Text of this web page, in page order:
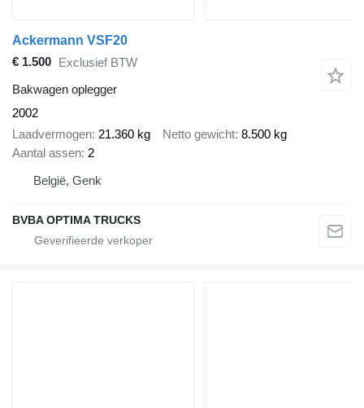
Ackermann VSF20
€ 1.500
Exclusief BTW
Bakwagen oplegger
2002
Laadvermogen 21.360 kg Netto gewicht 8.500 kg
Aantal assen 2
België, Genk
BVBA OPTIMA TRUCKS